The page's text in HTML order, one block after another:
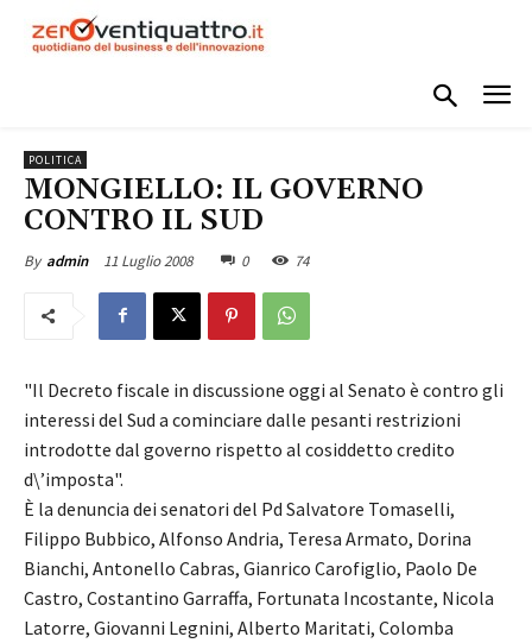
POLITICA
MONGIELLO: IL GOVERNO
CONTRO IL SUD
By admin 11 Luglio 2008 0 74
"Il Decreto fiscale in discussione oggi al Senato è contro gli
interessi del Sud a cominciare dalle pesanti restrizioni
introdotte dal governo rispetto al cosiddetto credito
d\’imposta".
È la denuncia dei senatori del Pd Salvatore Tomaselli,
Filippo Bubbico, Alfonso Andria, Teresa Armato, Dorina
Bianchi, Antonello Cabras, Gianrico Carofiglio, Paolo De
Castro, Costantino Garraffa, Fortunata Incostante, Nicola
Latorre, Giovanni Legnini, Alberto Maritati, Colomba